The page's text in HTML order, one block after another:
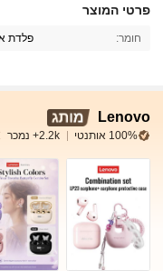
פרטי המוצר
חומר: פלדת
Lenovo
100% אותנטי 2.2k+ נמכר